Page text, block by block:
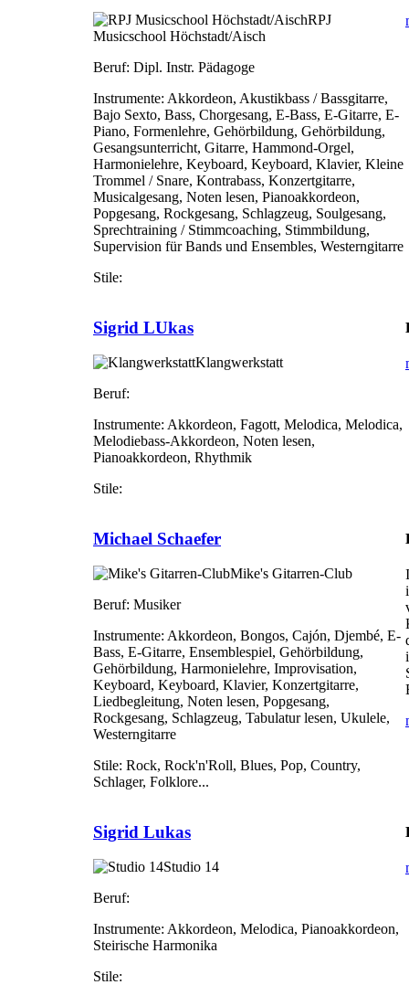
RPJ
Musicschool Höchstadt/Aisch
Beruf: Dipl. Instr. Pädagoge
Instrumente: Akkordeon, Akustikbass / Bassgitarre,
Bajo Sexto, Bass, Chorgesang, E-Bass, E-Gitarre, E-
Piano, Formenlehre, Gehörbildung, Gehörbildung,
Gesangsunterricht, Gitarre, Hammond-Orgel,
Harmonielehre, Keyboard, Keyboard, Klavier, Kleine
Trommel / Snare, Kontrabass, Konzertgitarre,
Musicalgesang, Noten lesen, Pianoakkordeon,
Popgesang, Rockgesang, Schlagzeug, Soulgesang,
Sprechtraining / Stimmcoaching, Stimmbildung,
Supervision für Bands und Ensembles, Westerngitarre
Stile:
Sigrid LUkas
Klangwerkstatt
Beruf:
Instrumente: Akkordeon, Fagott, Melodica, Melodica,
Melodiebass-Akkordeon, Noten lesen,
Pianoakkordeon, Rhythmik
Stile:
Michael Schaefer
Mike's Gitarren-Club
Beruf: Musiker
Instrumente: Akkordeon, Bongos, Cajón, Djembé, E-
Bass, E-Gitarre, Ensemblespiel, Gehörbildung,
Gehörbildung, Harmonielehre, Improvisation,
Keyboard, Keyboard, Klavier, Konzertgitarre,
Liedbegleitung, Noten lesen, Popgesang,
Rockgesang, Schlagzeug, Tabulatur lesen, Ukulele,
Westerngitarre
Stile: Rock, Rock'n'Roll, Blues, Pop, Country,
Schlager, Folklore...
Sigrid Lukas
Studio 14
Beruf:
Instrumente: Akkordeon, Melodica, Pianoakkordeon,
Steirische Harmonika
Stile: